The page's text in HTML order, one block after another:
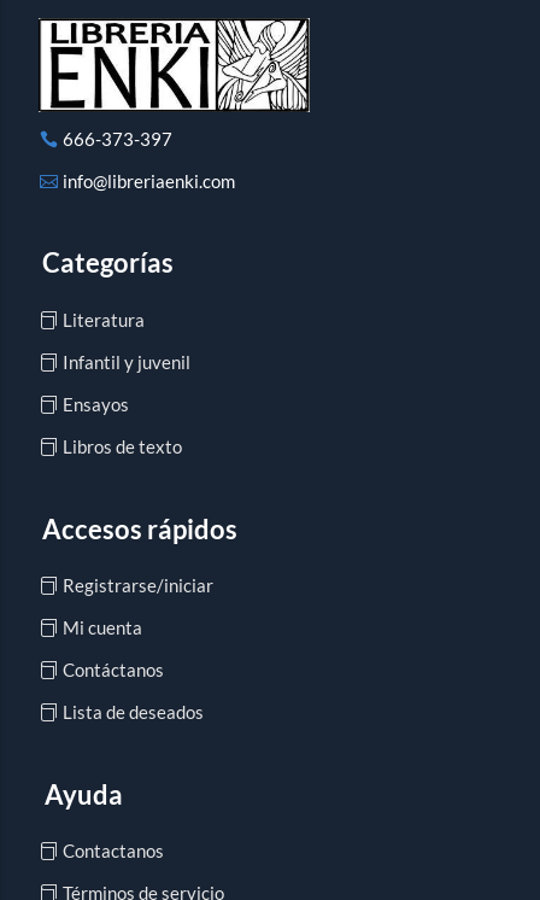
666-373-397
info@libreriaenki.com
Categorías
Literatura
Infantil y juvenil
Ensayos
Libros de texto
Accesos rápidos
Registrarse/iniciar
Mi cuenta
Contáctanos
Lista de deseados
Ayuda
Contactanos
Términos de servicio